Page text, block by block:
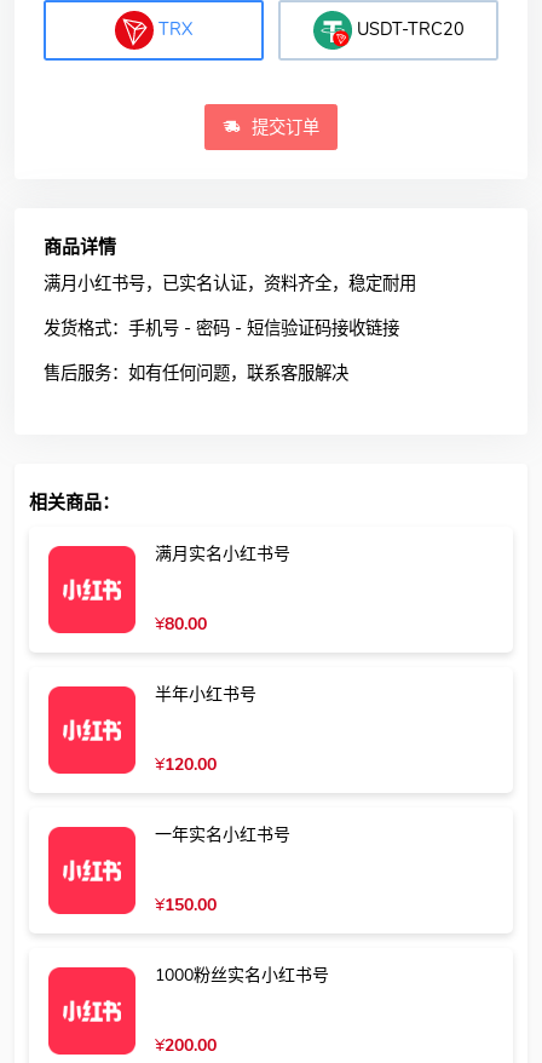
TRX
USDT-TRC20
提交订单
商品详情
满月小红书号，已实名认证，资料齐全，稳定耐用
发货格式：手机号 - 密码 - 短信验证码接收链接
售后服务：如有任何问题，联系客服解决
相关商品：
满月实名小红书号
¥80.00
半年小红书号
¥120.00
一年实名小红书号
¥150.00
1000粉丝实名小红书号
¥200.00